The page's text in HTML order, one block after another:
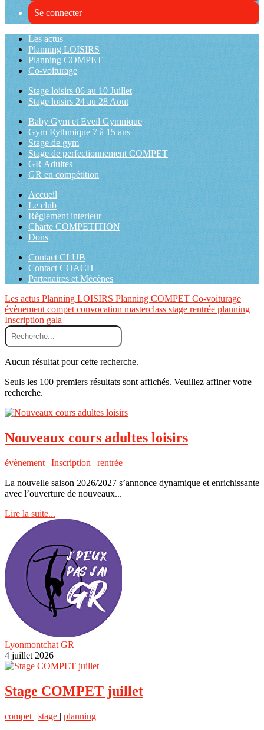
Se connecter
Les actus
Planning LOISIRS
Planning COMPET
Co-voiturage
Stage loisirs 06 au 10 Juillet
Stage loisirs 24 au 28 Aout
Baby Gym et Eveil Gymnique
Gym Rythmique 7 à 15 ans
Stage de gym
Stage de perfectionnement COMPET
GR Adultes
GR en compétition
Accueil
Le club
Règlement interieur
Charte COMPETITION
Dons
Contact CLUB
Contact COACH
Partenaires et Mécènes
Les actus Planning LOISIRS Planning COMPET Co-voiturage
évènement compet convocation masterclass stage rentrée planning
Inscription gala
Aucun résultat pour cette recherche.
Seuls les 100 premiers résultats sont affichés. Veuillez affiner votre
recherche.
Nouveaux cours adultes loisirs
évènement | Inscription | rentrée
La nouvelle saison 2026/2027 s’annonce dynamique et enrichissante
avec l’ouverture de nouveaux...
Lire la suite...
Lyonmontchat GR
4 juillet 2026
Stage COMPET juillet
compet | stage | planning